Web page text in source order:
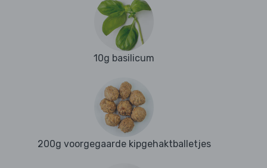
10g basilicum
200g voorgegaarde kipgehaktballetjes